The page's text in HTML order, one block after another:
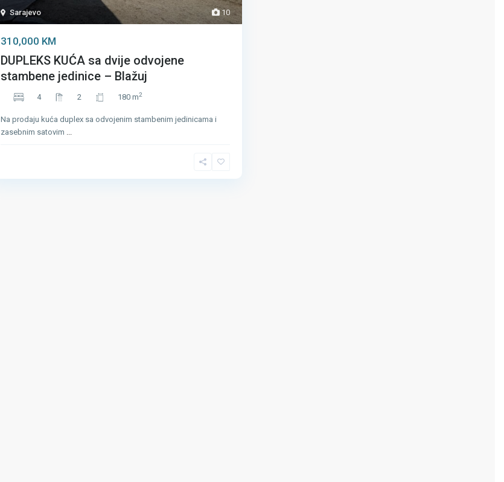
10
Sarajevo
310,000 KM
DUPLEKS KUĆA sa dvije odvojene
stambene jedinice – Blažuj
4 2 180 m2
Na prodaju kuća duplex sa odvojenim stambenim jedinicama i
zasebnim satovim ...